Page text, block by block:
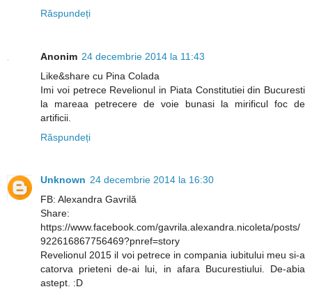
Răspundeți
Anonim 24 decembrie 2014 la 11:43
Like&share cu Pina Colada
Imi voi petrece Revelionul in Piata Constitutiei din Bucuresti
la mareaa petrecere de voie bunasi la mirificul foc de
artificii.
Răspundeți
Unknown 24 decembrie 2014 la 16:30
FB: Alexandra Gavrilă
Share:
https://www.facebook.com/gavrila.alexandra.nicoleta/posts/
922616867756469?pnref=story
Revelionul 2015 il voi petrece in compania iubitului meu si-a
catorva prieteni de-ai lui, in afara Bucurestiului. De-abia
astept. :D